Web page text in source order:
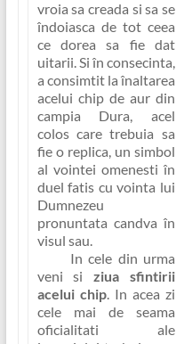
vroia sa creada si sa se
îndoiasca de tot ceea
ce dorea sa fie dat
uitarii. Si în consecinta,
a consimtit la înaltarea
acelui chip de aur din
campia Dura, acel
colos care trebuia sa
fie o replica, un simbol
al vointei omenesti în
duel fatis cu vointa lui
Dumnezeu
pronuntata candva în
visul sau.
In cele din urma
veni siziua sfintirii
acelui chip. In acea zi
cele mai de seama
oficialitati ale